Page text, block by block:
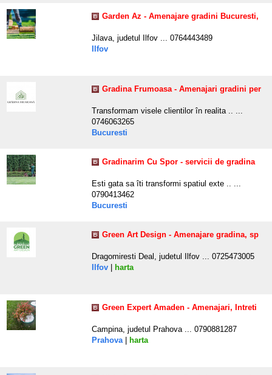
Garden Az - Amenajare gradini Bucuresti,
Jilava, judetul Ilfov ... 0764443489
Ilfov
Gradina Frumoasa - Amenajari gradini per
Transformam visele clientilor în realita .. ...
0746063265
Bucuresti
Gradinarim Cu Spor - servicii de gradina
Esti gata sa îti transformi spatiul exte .. ...
0790413462
Bucuresti
Green Art Design - Amenajare gradina, sp
Dragomiresti Deal, judetul Ilfov ... 0725473005
Ilfov
harta
Green Expert Amaden - Amenajari, Intreti
Campina, judetul Prahova ... 0790881287
Prahova| harta